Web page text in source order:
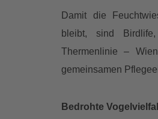
Damit die
bleibt, sind
Thermenlinie –
gemeinsamen
Bedrohte